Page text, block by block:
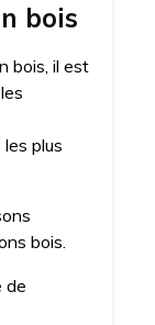
bois
bois, il est
plus
bois.
de